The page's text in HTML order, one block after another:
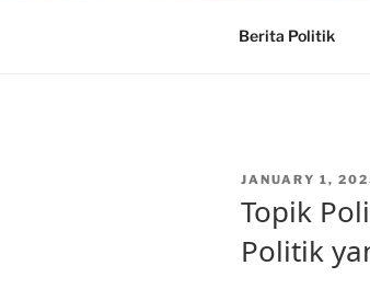
Berita Politik
POSTED
JANUARY 1,
Topik
Politik